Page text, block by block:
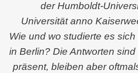
der Humboldt-
Universität anno
Wie und wo studierte es
in Berlin? Die Antworten
präsent, bleiben aber